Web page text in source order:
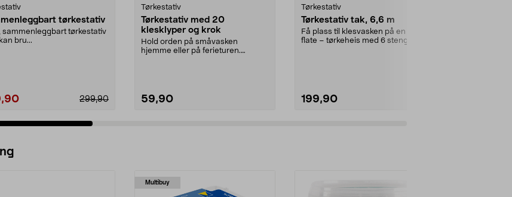
tørkestativ
sammenleggbart tørkestativ
bru...
299,90
Tørkestativ
Tørkestativ med 20
klesklyper og krok
Hold orden på småvasken
hjemme eller på ferieturen.
59,90
Tørkestativ
Tørkestativ tak, 6,6 m
Få plass til klesvasken på en liten
flate – tørkeheis med 6 stenger.
199,90
Multibuy